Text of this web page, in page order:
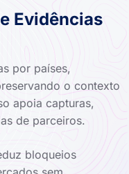
Evidências
por países,
o contexto
apoia capturas,
de parceiros.
bloqueios